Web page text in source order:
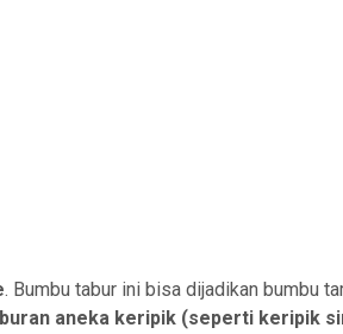
. Bumbu tabur ini bisa dijadikan bumbu
aneka keripik (seperti keripik